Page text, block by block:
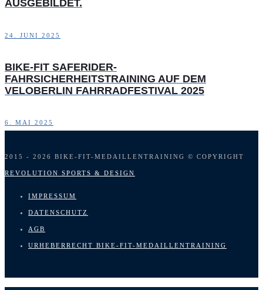
AUSGEBILDET.
24. JUNI 2025
BIKE-FIT SAFERIDER-
FAHRSICHERHEITSTRAINING AUF DEM
VELOBERLIN FAHRRADFESTIVAL 2025
6. MAI 2025
2015 - 2026 BIKE-FIT-MEDAILLENTRAINING © COPYRIGHT
REVOLUTION SPORTS & DESIGN
IMPRESSUM
DATENSCHUTZ
AGB
URHEBERRECHT BIKE-FIT-MEDAILLENTRAINING